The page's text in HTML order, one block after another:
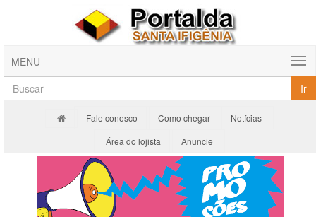
MENU
Ir
Fale conosco Como chegar
Notícias
Área do lojista
Anuncie